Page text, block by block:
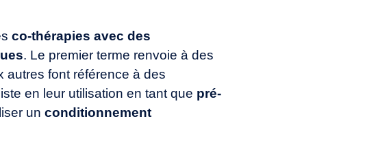
co-thérapies avec des
. Le premier terme renvoie à des
autres font référence à des
en leur utilisation en tant que pré-
unconditionnement